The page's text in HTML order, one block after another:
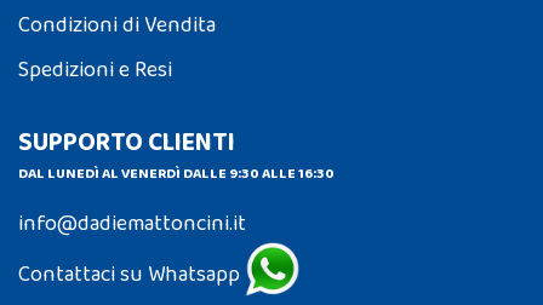
Condizioni di Vendita
Spedizioni e Resi
SUPPORTO CLIENTI
DAL LUNEDÌ AL VENERDÌ DALLE 9:30 ALLE 16:30
info@dadiemattoncini.it
Contattaci su Whatsapp